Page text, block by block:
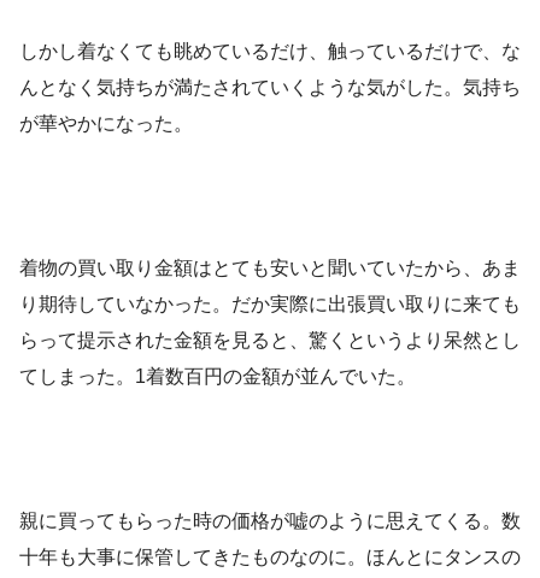
しかし着なくても眺めているだけ、触っているだけで、な
んとなく気持ちが満たされていくような気がした。気持ち
が華やかになった。
着物の買い取り金額はとても安いと聞いていたから、あま
り期待していなかった。だか実際に出張買い取りに来ても
らって提示された金額を見ると、驚くというより呆然とし
てしまった。1着数百円の金額が並んでいた。
親に買ってもらった時の価格が嘘のように思えてくる。数
十年も大事に保管してきたものなのに。ほんとにタンスの